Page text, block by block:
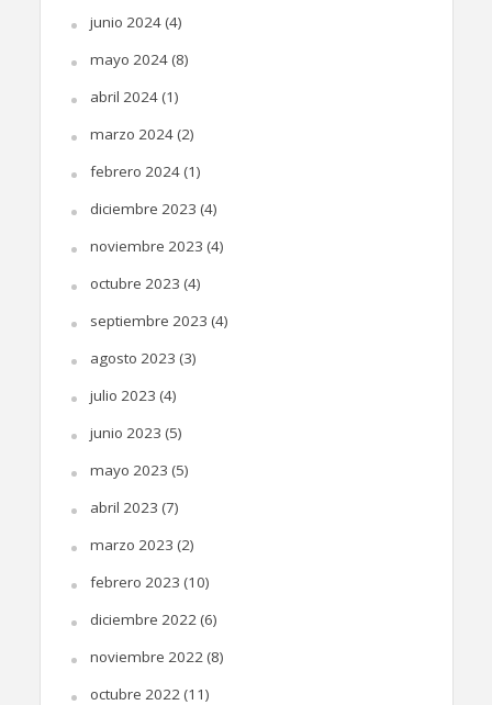
junio 2024(4)
mayo 2024(8)
abril 2024(1)
marzo 2024(2)
febrero 2024(1)
diciembre 2023 (4)
noviembre 2023 (4)
octubre 2023 (4)
septiembre 2023 (4)
agosto 2023 (3)
julio 2023 (4)
junio 2023 (5)
mayo 2023 (5)
abril 2023 (7)
marzo 2023 (2)
febrero 2023 (10)
diciembre 2022(6)
noviembre 2022(8)
octubre 2022(11)